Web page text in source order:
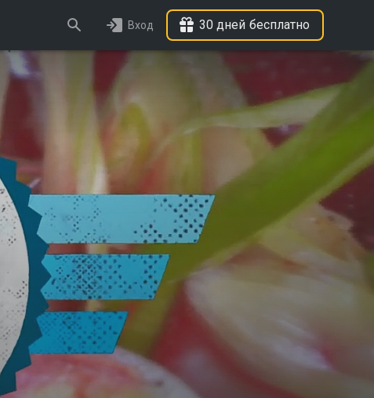
Вход 30 дней бесплатно